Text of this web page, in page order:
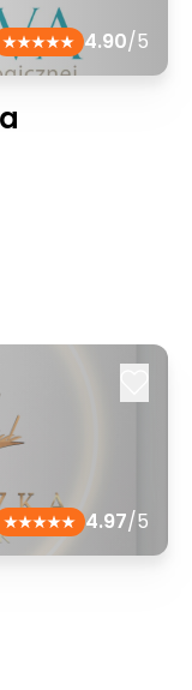
4.90/5
4.97/5